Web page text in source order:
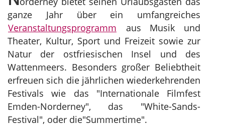
ganze Jahr über ein umfangreiches
Veranstaltungsprogramm aus Musik und
Theater, Kultur, Sport und Freizeit sowie zur
Natur der ostfriesischen Insel und des
Wattenmeers. Besonders großer Beliebtheit
erfreuen sich die jährlichen wiederkehrenden
Festivals wie das "Internationale Filmfest
Emden-Norderney", das "White-Sands-
Festival", oder die"Summertime".